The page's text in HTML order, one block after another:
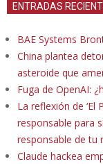
ENTRADAS
BAE Systems
China plantea
asteroide que
Fuga de OpenAI:
La reflexión de ‘El
responsable para
responsable de tu
Claude hackea